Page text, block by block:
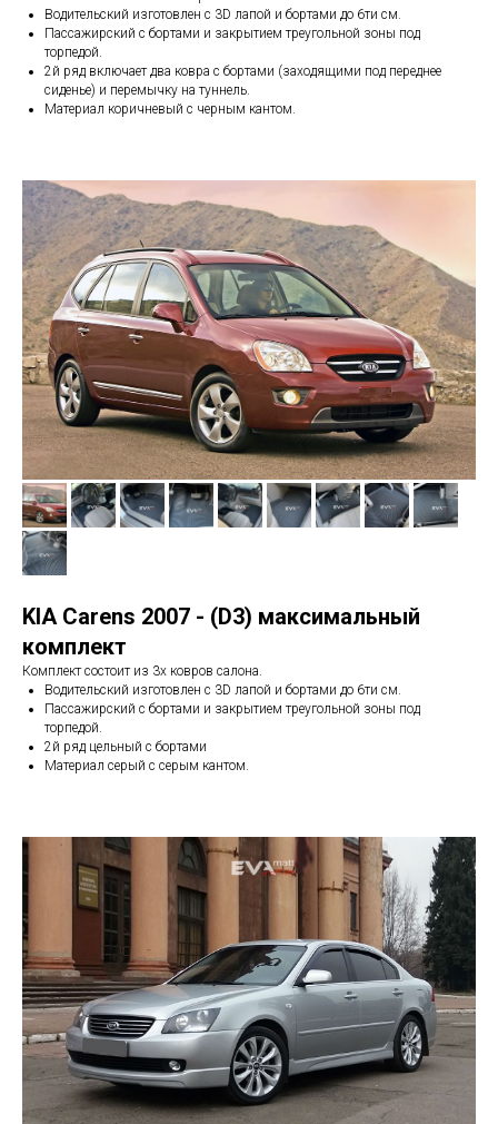
Водительский изготовлен с 3D лапой и бортами до 6ти см.
Пассажирский с бортами и закрытием треугольной зоны под
торпедой.
2й ряд включает два ковра с бортами (заходящими под переднее
сиденье) и перемычку на туннель.
Материал коричневый с черным кантом.
KIA Carens 2007 - (D3) максимальный
комплект
Комплект состоит из 3х ковров салона.
Водительский изготовлен с 3D лапой и бортами до 6ти см.
Пассажирский с бортами и закрытием треугольной зоны под
торпедой.
2й ряд цельный с бортами
Материал серый с серым кантом.